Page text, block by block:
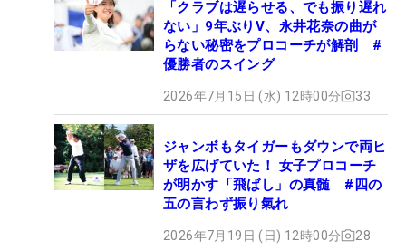
「クラブは遅らせる、でも振り遅れ
ない」9年ぶりV、永井花奈の曲が
らない秘密をプロコーチが解剖 #
優勝者のスイング
2026年7月15日 (水) 12時00分 33
ジャンボもタイガーもダウンで両ヒ
ザを広げていた！ 女子プロコーチ
が明かす「飛ばし」の真髄 #四の
五の言わず振り氣れ
2026年7月19日 (日) 12時00分 28